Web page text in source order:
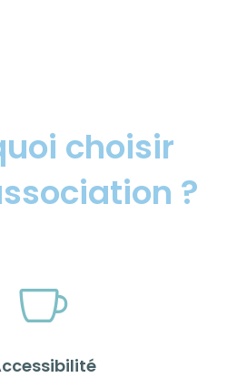
choisir
?
